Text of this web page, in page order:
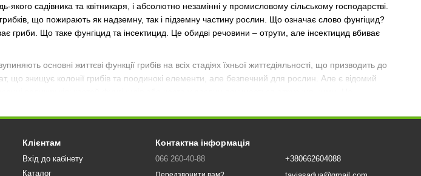
якого садівника та квітникаря, і абсолютно незамінні у промисловому сільському господарстві.
що пожирають як надземну, так і підземну частину рослин. Що означає слово фунгіцид?
Що таке фунгіцид та інсектицид. Це обидві речовини – отрути, але інсектицид вбиває
основні життєві функції грибів на всіх стадіях їхньої життєдіяльності, що призводить до
що знищує колонії грибів та поодинокі елементи, але безпечний для рослин. Але є відомий
людини.
погано або неможливо жити. Це мідний купорос, хлороокис міді; з'єднання сірки - мелена та
знайшли найширше застосування та дуже популярні.
Клієнтам
Вхід до кабінету
Каталог
Контактна інформація
066 260-40-88
+380662604088